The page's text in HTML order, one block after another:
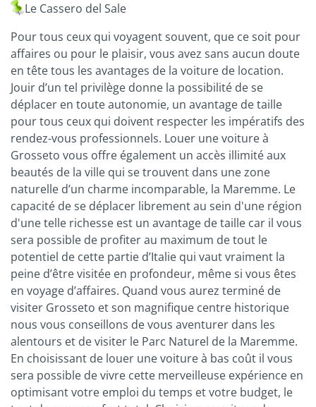
Le Cassero del Sale
Pour tous ceux qui voyagent souvent, que ce soit pour
affaires ou pour le plaisir, vous avez sans aucun doute
en tête tous les avantages de la voiture de location.
Jouir d’un tel privilège donne la possibilité de se
déplacer en toute autonomie, un avantage de taille
pour tous ceux qui doivent respecter les impératifs des
rendez-vous professionnels. Louer une voiture à
Grosseto vous offre également un accès illimité aux
beautés de la ville qui se trouvent dans une zone
naturelle d’un charme incomparable, la Maremme. Le
capacité de se déplacer librement au sein d'une région
d'une telle richesse est un avantage de taille car il vous
sera possible de profiter au maximum de tout le
potentiel de cette partie d’Italie qui vaut vraiment la
peine d’être visitée en profondeur, même si vous êtes
en voyage d’affaires. Quand vous aurez terminé de
visiter Grosseto et son magnifique centre historique
nous vous conseillons de vous aventurer dans les
alentours et de visiter le Parc Naturel de la Maremme.
En choisissant de louer une voiture à bas coût il vous
sera possible de vivre cette merveilleuse expérience en
optimisant votre emploi du temps et votre budget, le